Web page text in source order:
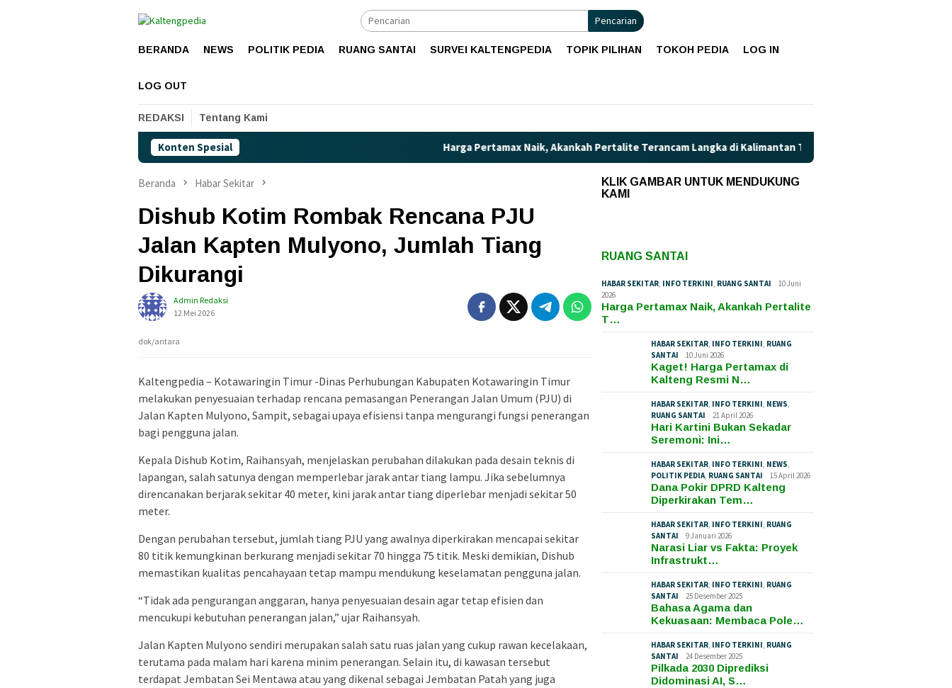
Pencarian
BERANDA NEWS POLITIK PEDIA RUANG SANTAI SURVEI KALTENGPEDIA TOPIK PILIHAN TOKOH PEDIA LOG IN
LOG OUT
REDAKSI Tentang Kami
Konten Spesial Harga Pertamax Naik, Akankah Pertalite Terancam Langka di Kalimantan Tengah?
Beranda Habar Sekitar
Dishub Kotim Rombak Rencana PJU
Jalan Kapten Mulyono, Jumlah Tiang
Dikurangi
Admin Redaksi
12 Mei 2026
dok/antara
Kaltengpedia – Kotawaringin Timur -Dinas Perhubungan Kabupaten Kotawaringin Timur
melakukan penyesuaian terhadap rencana pemasangan Penerangan Jalan Umum (PJU) di
Jalan Kapten Mulyono, Sampit, sebagai upaya efisiensi tanpa mengurangi fungsi penerangan
bagi pengguna jalan.
Kepala Dishub Kotim, Raihansyah, menjelaskan perubahan dilakukan pada desain teknis di
lapangan, salah satunya dengan memperlebar jarak antar tiang lampu. Jika sebelumnya
direncanakan berjarak sekitar 40 meter, kini jarak antar tiang diperlebar menjadi sekitar 50
meter.
Dengan perubahan tersebut, jumlah tiang PJU yang awalnya diperkirakan mencapai sekitar
80 titik kemungkinan berkurang menjadi sekitar 70 hingga 75 titik. Meski demikian, Dishub
memastikan kualitas pencahayaan tetap mampu mendukung keselamatan pengguna jalan.
“Tidak ada pengurangan anggaran, hanya penyesuaian desain agar tetap efisien dan
mencukupi kebutuhan penerangan jalan,” ujar Raihansyah.
Jalan Kapten Mulyono sendiri merupakan salah satu ruas jalan yang cukup rawan kecelakaan,
terutama pada malam hari karena minim penerangan. Selain itu, di kawasan tersebut
terdapat Jembatan Sei Mentawa atau yang dikenal sebagai Jembatan Patah yang juga
KLIK GAMBAR UNTUK MENDUKUNG
KAMI
RUANG SANTAI
HABAR SEKITAR, INFO TERKINI, RUANG SANTAI
10 Juni
2026
Harga Pertamax Naik, Akankah Pertalite
T…
HABAR SEKITAR, INFO TERKINI, RUANG
SANTAI
10 Juni 2026
Kaget! Harga Pertamax di
Kalteng Resmi N…
HABAR SEKITAR, INFO TERKINI, NEWS,
RUANG SANTAI
21 April 2026
Hari Kartini Bukan Sekadar
Seremoni: Ini…
HABAR SEKITAR, INFO TERKINI, NEWS,
POLITIK PEDIA, RUANG SANTAI 15 April 2026
Dana Pokir DPRD Kalteng
Diperkirakan Tem…
HABAR SEKITAR, INFO TERKINI, RUANG
SANTAI
9 Januari 2026
Narasi Liar vs Fakta: Proyek
Infrastrukt…
HABAR SEKITAR, INFO TERKINI, RUANG
SANTAI
25 Desember 2025
Bahasa Agama dan
Kekuasaan: Membaca Pole…
HABAR SEKITAR, INFO TERKINI, RUANG
SANTAI
24 Desember 2025
Pilkada 2030 Diprediksi
Didominasi AI, S…